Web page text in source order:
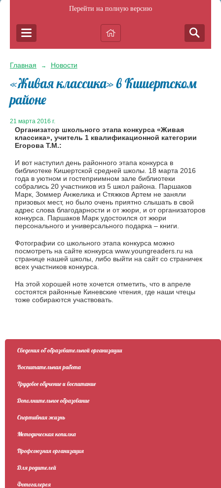
Перейти на полную версию
Главная → Новости
«Живая классика» в Кишертском
районе
21 марта 2016 г.
Организатор школьного этапа конкурса «Живая
классика», учитель 1 квалификационной категории
Егорова Т.М.:
И вот наступил день районного этапа конкурса в
библиотеке Кишертской средней школы. 18 марта 2016
года в уютном и гостеприимном зале библиотеки
собрались 20 участников из 5 школ района. Паршаков
Марк, Зоммер Анжелика и Стяжков Артем не заняли
призовых мест, но было очень приятно слышать в свой
адрес слова благодарности и от жюри, и от организаторов
конкурса. Паршаков Марк удостоился от жюри
персонального и универсального подарка – книги.
Фотографии со школьного этапа конкурса можно
посмотреть на сайте конкурса www.youngreaders.ru на
странице нашей школы, либо выйти на сайт со страничек
всех участников конкурса.
На этой хорошей ноте хочется отметить, что в апреле
состоятся районные Киневские чтения, где наши чтецы
тоже собираются участвовать.
Сведения об образовательной организации
Воспитательная работа
Трудовое обучение и воспитание
Дополнительное образование
Спортивная жизнь
Методическая копилка
Профсоюзная организация
Для родителей
Фотогалерея